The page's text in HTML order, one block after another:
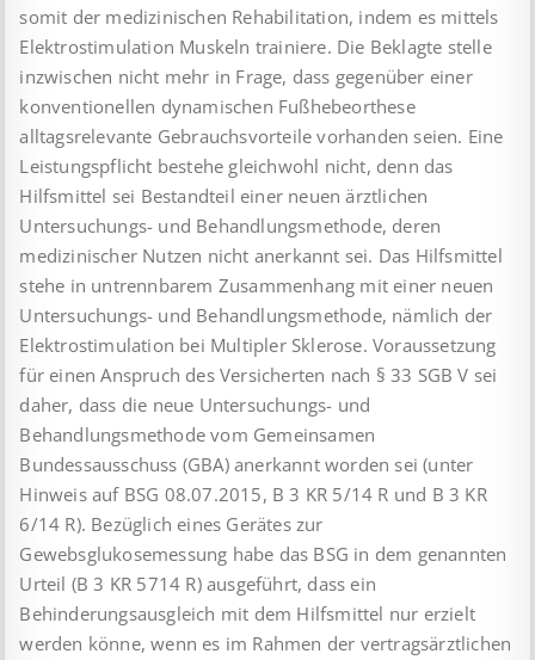
somit der medizinischen Rehabilitation, indem es mittels
Elektrostimulation Muskeln trainiere. Die Beklagte stelle
inzwischen nicht mehr in Frage, dass gegenüber einer
konventionellen dynamischen Fußhebeorthese
alltagsrelevante Gebrauchsvorteile vorhanden seien. Eine
Leistungspflicht bestehe gleichwohl nicht, denn das
Hilfsmittel sei Bestandteil einer neuen ärztlichen
Untersuchungs- und Behandlungsmethode, deren
medizinischer Nutzen nicht anerkannt sei. Das Hilfsmittel
stehe in untrennbarem Zusammenhang mit einer neuen
Untersuchungs- und Behandlungsmethode, nämlich der
Elektrostimulation bei Multipler Sklerose. Voraussetzung
für einen Anspruch des Versicherten nach § 33 SGB V sei
daher, dass die neue Untersuchungs- und
Behandlungsmethode vom Gemeinsamen
Bundessausschuss (GBA) anerkannt worden sei (unter
Hinweis auf BSG 08.07.2015, B 3 KR 5/14 R und B 3 KR
6/14 R). Bezüglich eines Gerätes zur
Gewebsglukosemessung habe das BSG in dem genannten
Urteil (B 3 KR 5714 R) ausgeführt, dass ein
Behinderungsausgleich mit dem Hilfsmittel nur erzielt
werden könne, wenn es im Rahmen der vertragsärztlichen